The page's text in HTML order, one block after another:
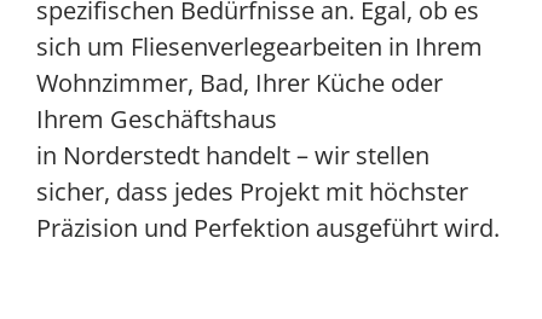
spezifischen Bedürfnisse an. Egal, ob es
sich um Fliesenverlegearbeiten in Ihrem
Wohnzimmer, Bad, Ihrer Küche oder
Ihrem Geschäftshaus
in Norderstedt handelt – wir stellen
sicher, dass jedes Projekt mit höchster
Präzision und Perfektion ausgeführt wird.